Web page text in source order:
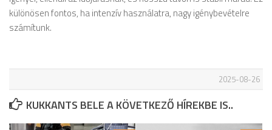
különösen fontos, ha intenzív használatra, nagy igénybevételre
számítunk.
2025-08-26
KUKKANTS BELE A KÖVETKEZŐ HÍREKBE IS..